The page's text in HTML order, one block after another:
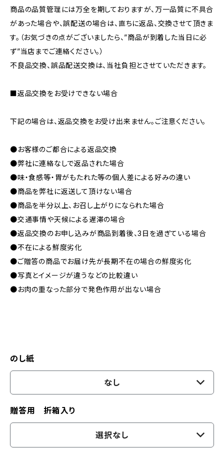
商品の品質管理には万全を期しておりますが、万一品質に不具合
があった場合や、誤配送の場合は、直ちに返品、交換させて頂きま
す。（お気づきの点がございましたら、”商品が到着した当日に必
ず”当店までご連絡ください。）
不良品交換、誤品配送交換は、当社負担とさせていただきます。
■返品交換をお受けできない場合
下記の場合は、返品交換をお受け出来ません。ご注意ください。
●お客様のご都合による返品交換
●弊社に連絡なしで返品された場合
●味・食感等・胃がもたれた等の個人差による好みの違い
●商品を弊社に返送して頂けない場合
●商品を半分以上、お召し上がりになられた場合
●交通事情や天候による遅滞の場合
●返品交換のお申し込みが商品到着後、3日を過ぎている場合
●不在による鮮度劣化
●ご贈答の商品でお届け先が長期不在の場合の鮮度劣化
●写真とイメージが違うなどの比較違い
●お肉の重なった部分で発色作用が出ない場合
のし紙
なし
贈答用 折箱入り
選択なし